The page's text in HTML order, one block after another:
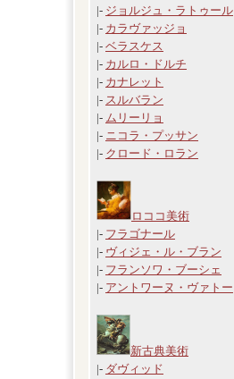
|- ジョルジュ・ラトゥール
|- カラヴァッジョ
|- ベラスケス
|- カルロ・ドルチ
|- カナレット
|- スルバラン
|- ムリーリョ
|- ニコラ・プッサン
|- クロード・ロラン
ロココ美術
|- フラゴナール
|- ヴィジェ・ル・ブラン
|- フランソワ・ブーシェ
|- アントワーヌ・ヴァトー
新古典美術
|- ダヴィッド